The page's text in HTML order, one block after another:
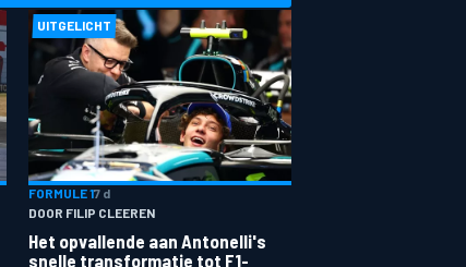
UITGELICHT
FORMULE 17 d
DOOR FILIP CLEEREN
Het opvallende aan Antonelli's
snelle transformatie tot F1-